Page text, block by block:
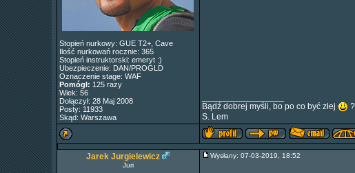
Stopień nurkowy: GUE T2+, Cave
Ilość nurkowań rocznie: 365
Stopień instruktorski: emeryt :)
Ubezpieczenie: DAN/PROGLD
Oznaczenie stage: WAF
Pomógł: 125 razy
Wiek: 56
Dołączył: 28 Maj 2008
Posty: 11933
Skąd: Warszawa
Bądź dobrej myśli, bo po co być złej
?
S. Lem
Jarek Jurgielewicz
Juri
Wysłany: 07-03-2019, 18:52